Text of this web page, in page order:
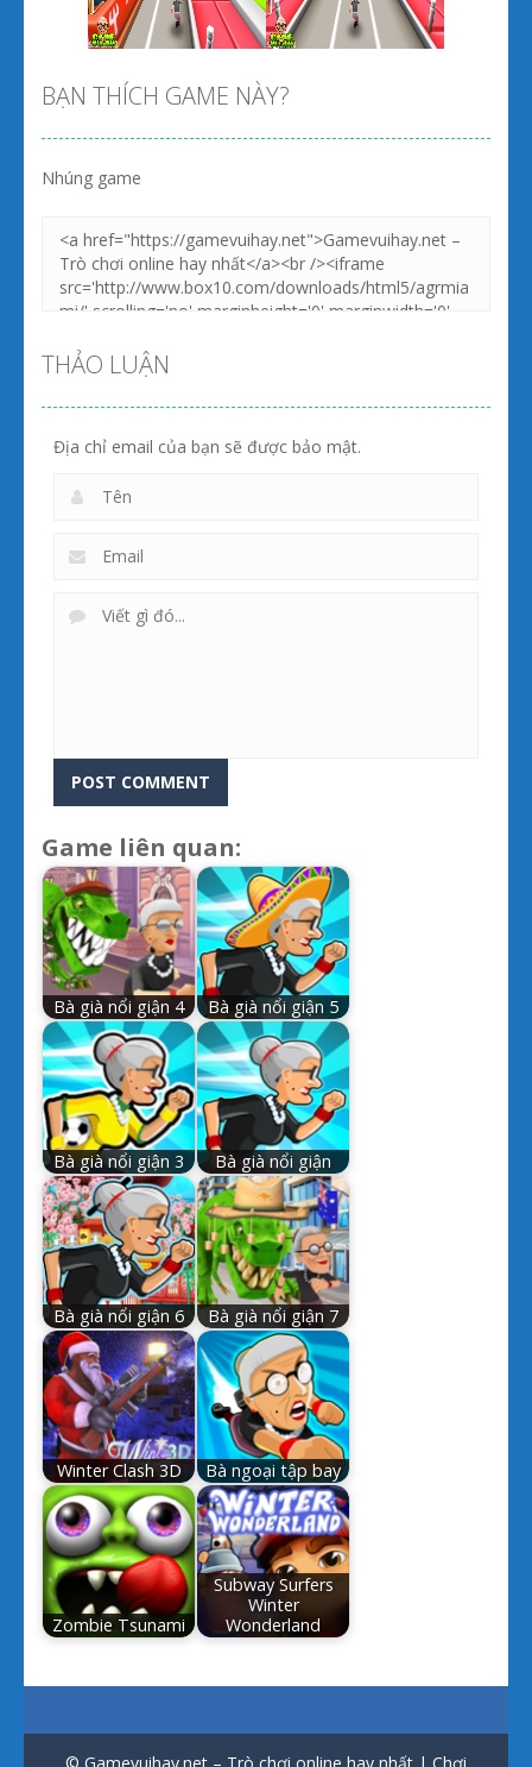
PLAY
Zoom PLAY
Zoom
BẠN THÍCH GAME NÀY?
Nhúng game
THẢO LUẬN
Địa chỉ email của bạn sẽ được bảo mật.
Game liên quan:
Bà già nổi giận 4 Bà già nổi giận 5
Bà già nổi giận 3 Bà già nổi giận
Bà già nổi giận 6 Bà già nổi giận 7
Winter Clash 3D Bà ngoại tập bay
Zombie Tsunami
Subway Surfers
Winter
Wonderland